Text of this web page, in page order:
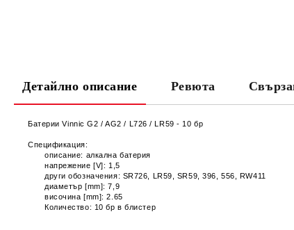
Детайлно описание Ревюта
Батерии VinnicG2 / AG2 / L726 / LR59 - 10 бр
Спецификация:
описание: алкална батерия
напрежение [V]: 1,5
други обозначения: SR726, LR59, SR59, 396, 556, RW411
диаметър [mm]: 7,9
височина [mm]: 2.65
Количество: 10 бр в блистер